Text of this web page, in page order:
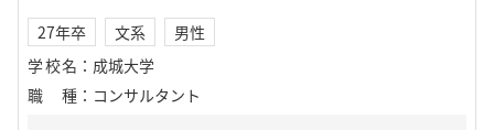
27年卒 文系
男性
学校名 ： 成城大学
職種 ： コンサルタント